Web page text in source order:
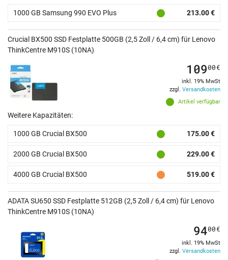
1000 GB Samsung 990 EVO Plus 213.00 €
Crucial BX500 SSD Festplatte 500GB (2,5 Zoll / 6,4 cm) für Lenovo
ThinkCentre M910S (10NA)
Artikel verfügbar
10900€
inkl. 19% MwSt
zzgl. Versandkosten
Weitere Kapazitäten:
1000 GB Crucial BX500 175.00 €
2000 GB Crucial BX500 229.00 €
4000 GB Crucial BX500 519.00 €
ADATA SU650 SSD Festplatte 512GB (2,5 Zoll / 6,4 cm) für Lenovo
ThinkCentre M910S (10NA)
9400€
inkl. 19% MwSt
zzgl. Versandkosten